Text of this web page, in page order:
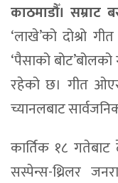
काठमाडौँ। सम्राट
‘लाखे’को दोश्रो
‘पैसाको
रहेको छ। गीत
च्यानलबाट
कार्तिक १८ गतेबाट
सस्पेन्स-थ्रिलर